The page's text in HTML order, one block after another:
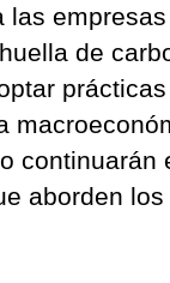
las
de
continuarán
aborden